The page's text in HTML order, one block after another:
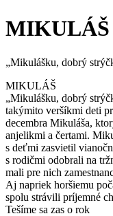
MIKULÁŠ
„Mikulášku, dobrý
MIKULÁŠ
„Mikulášku, dobrý
takýmito veršíkmi deti
decembra Mikuláša,
anjelikmi a čertami.
s deťmi zasvietil
s rodičmi odobrali na
mali pre nich
Aj napriek horšiemu
spolu strávili príjemné
Tešíme sa zas o rok